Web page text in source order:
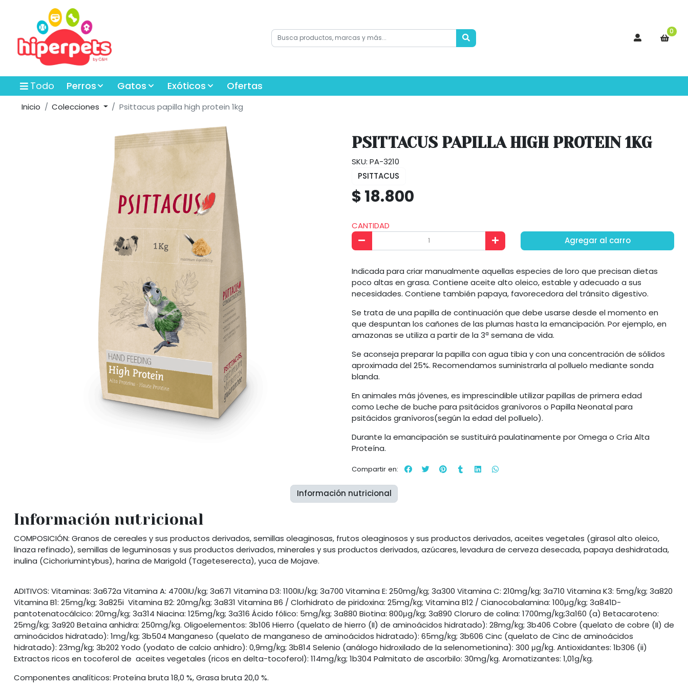
0
Todo Perros Gatos Exóticos Ofertas
Inicio Colecciones Psittacus papilla high protein 1kg
PSITTACUS PAPILLA HIGH PROTEIN 1KG
SKU: PA-3210
PSITTACUS
$ 18.800
CANTIDAD
Agregar al carro
Indicada para criar manualmente aquellas especies de loro que precisan dietas
poco altas en grasa. Contiene aceite alto oleico, estable y adecuado a sus
necesidades. Contiene también papaya, favorecedora del tránsito digestivo.
Se trata de una papilla de continuación que debe usarse desde el momento en
que despuntan los cañones de las plumas hasta la emancipación. Por ejemplo, en
amazonas se utiliza a partir de la 3ª semana de vida.
Se aconseja preparar la papilla con agua tibia y con una concentración de sólidos
aproximada del 25%. Recomendamos suministrarla al polluelo mediante sonda
blanda.
En animales más jóvenes, es imprescindible utilizar papillas de primera edad
como Leche de buche para psitácidos granívoros o Papilla Neonatal para
psitácidos granívoros(según la edad del polluelo).
Durante la emancipación se sustituirá paulatinamente por Omega o Cría Alta
Proteína.
Compartir en:
Información nutricional
COMPOSICIÓN: Granos de cereales y sus productos derivados, semillas oleaginosas, frutos oleaginosos y sus productos derivados, aceites vegetales (girasol alto oleico,
linaza refinado), semillas de leguminosas y sus productos derivados, minerales y sus productos derivados, azúcares, levadura de cerveza desecada, papaya deshidratada,
inulina (Cichoriumintybus), harina de Marigold (Tageteserecta), yuca de Mojave.
ADITIVOS: Vitaminas: 3a672a Vitamina A: 4700IU/kg; 3a671 Vitamina D3: 1100IU/kg; 3a700 Vitamina E: 250mg/kg; 3a300 Vitamina C: 210mg/kg; 3a710 Vitamina K3: 5mg/kg; 3a820
Vitamina B1: 25mg/kg; 3a825i Vitamina B2: 20mg/kg; 3a831 Vitamina B6 / Clorhidrato de piridoxina: 25mg/kg; Vitamina B12 / Cianocobalamina: 100μg/kg; 3a841D-
pantotenatocálcico: 20mg/kg; 3a314 Niacina: 125mg/kg; 3a316 Ácido fólico: 5mg/kg; 3a880 Biotina: 800μg/kg; 3a890 Cloruro de colina: 1700mg/kg;3a160 (a) Betacaroteno:
25mg/kg; 3a920 Betaína anhidra: 250mg/kg. Oligoelementos: 3b106 Hierro (quelato de hierro (II) de aminoácidos hidratado): 28mg/kg; 3b406 Cobre (quelato de cobre (II) de
aminoácidos hidratado): 1mg/kg; 3b504 Manganeso (quelato de manganeso de aminoácidos hidratado): 65mg/kg; 3b606 Cinc (quelato de Cinc de aminoácidos
hidratado): 23mg/kg; 3b202 Yodo (yodato de calcio anhidro): 0,9mg/kg; 3b814 Selenio (análogo hidroxilado de la selenometionina): 300 μg/kg. Antioxidantes: 1b306 (ii)
Extractos ricos en tocoferol de aceites vegetales (ricos en delta-tocoferol): 114mg/kg; 1b304 Palmitato de ascorbilo: 30mg/kg. Aromatizantes: 1,01g/kg.
Componentes analíticos: Proteína bruta 18,0 %, Grasa bruta 20,0 %.
Información nutricional